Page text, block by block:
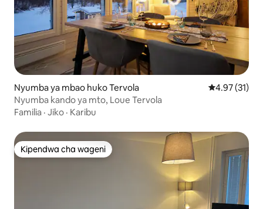
Nyumba ya mbao huko Tervola Ukadiriaji wa
4.97 (31)
Nyumba kando ya mto, Loue Tervola
Familia · Jiko · Karibu
Kipendwa cha wageni
Kipendwa cha wageni